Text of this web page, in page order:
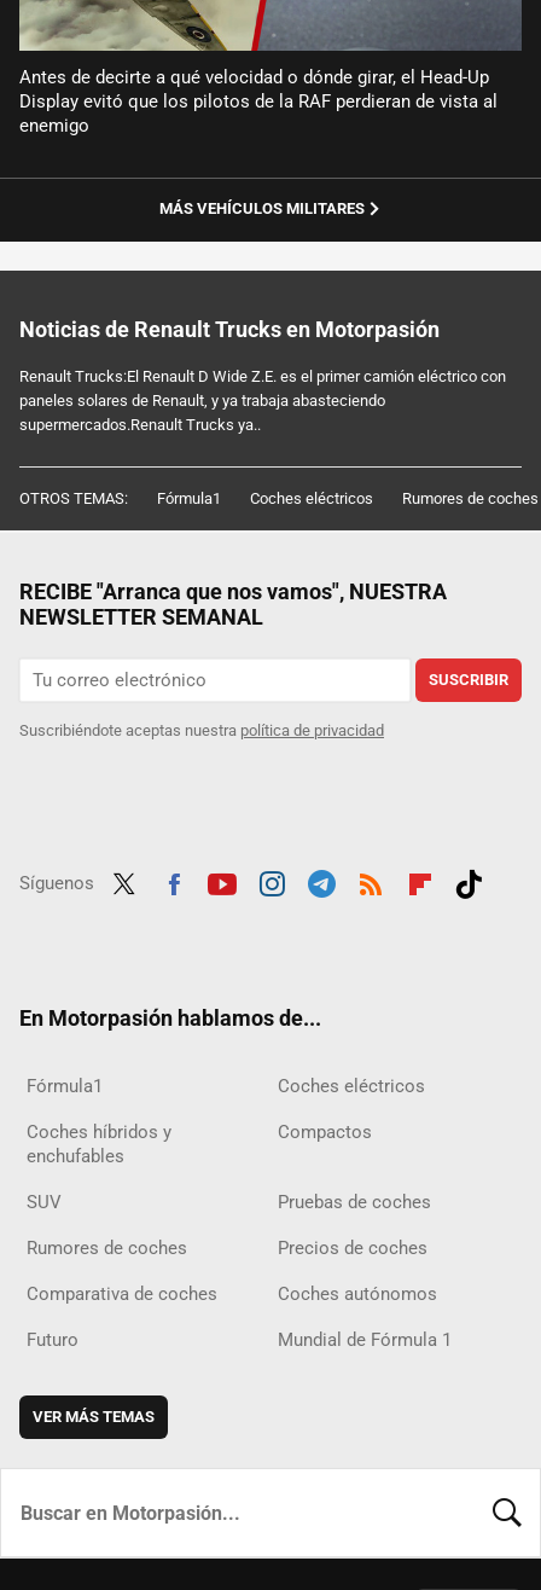
Antes de decirte a qué velocidad o dónde girar, el Head-Up
Display evitó que los pilotos de la RAF perdieran de vista al
enemigo
MÁS VEHÍCULOS MILITARES
Noticias de Renault Trucks en Motorpasión
Renault Trucks:El Renault D Wide Z.E. es el primer camión eléctrico con
paneles solares de Renault, y ya trabaja abasteciendo
supermercados.Renault Trucks ya..
OTROS TEMAS: Fórmula1 Coches eléctricos Rumores de coches
RECIBE "Arranca que nos vamos", NUESTRA
NEWSLETTER SEMANAL
SUSCRIBIR
Suscribiéndote aceptas nuestra política de privacidad
Síguenos
En Motorpasión hablamos de...
Fórmula1 Coches eléctricos
Coches híbridos y
enchufables
Compactos
SUV Pruebas de coches
Rumores de coches Precios de coches
Comparativa de coches Coches autónomos
Futuro Mundial de Fórmula 1
VER MÁS TEMAS